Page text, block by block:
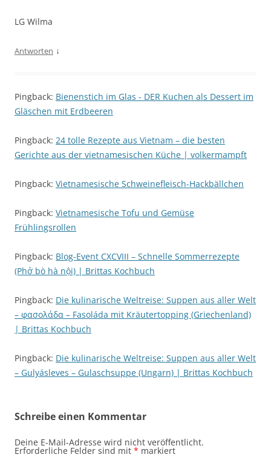
LG Wilma
Antworten ↓
Pingback: Bienenstich im Glas - DER Kuchen als Dessert im
Gläschen mit Erdbeeren
Pingback: 24 tolle Rezepte aus Vietnam – die besten
Gerichte aus der vietnamesischen Küche | volkermampft
Pingback: Vietnamesische Schweinefleisch-Hackbällchen
Pingback: Vietnamesische Tofu und Gemüse
Frühlingsrollen
Pingback: Blog-Event CXCVIII – Schnelle Sommerrezepte
(Phở bò hà nội) | Brittas Kochbuch
Pingback: Die kulinarische Weltreise: Suppen aus aller Welt
– φασολάδα – Fasoláda mit Kräutertopping (Griechenland)
| Brittas Kochbuch
Pingback: Die kulinarische Weltreise: Suppen aus aller Welt
– Gulyásleves – Gulaschsuppe (Ungarn) | Brittas Kochbuch
Schreibe einen Kommentar
Deine E-Mail-Adresse wird nicht veröffentlicht.
Erforderliche Felder sind mit * markiert